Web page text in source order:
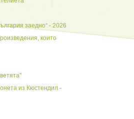
заедно“ - 2026
които
из Кюстендил -